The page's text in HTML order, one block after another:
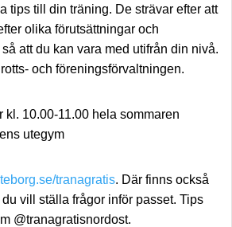
tips till din träning. De strävar efter att
olika förutsättningar och
att du kan vara med utifrån din nivå.
och föreningsförvaltningen.
kl. 10.00-11.00 hela sommaren
utegym
tranagratis. Där finns också
vill ställa frågor inför passet. Tips
@tranagratisnordost.